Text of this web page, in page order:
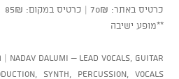
כרטיס באתר: 70₪ | כרטיס במקום: 85₪
**מופע ישיבה
Nadav Dalumi – Lead Vocals, Guitar | נדב דלומי